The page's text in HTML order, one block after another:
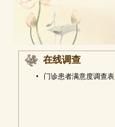
在线调查
• 门诊患者满意度调查表